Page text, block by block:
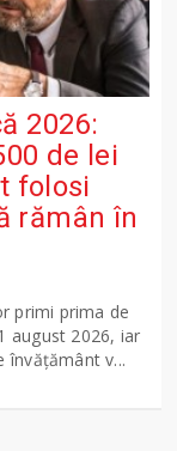
2026:
de lei
folosi
rămân în
primi prima de
august 2026, iar
învățământ v...